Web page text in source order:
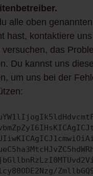
alle oben
hast, kontaktiere
versuchen, das
Du kannst uns
um uns bei der